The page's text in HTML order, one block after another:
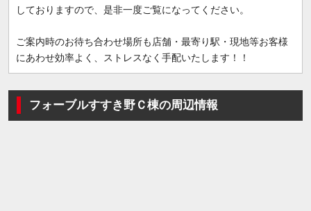
しておりますので、是非一度ご覧になってください。
ご案内時のお待ち合わせ場所も店舗・最寄り駅・現地等お客様
にあわせ効率よく、ストレスなく手配いたします！！
フォーブルすすき野Ｃ棟の周辺情報